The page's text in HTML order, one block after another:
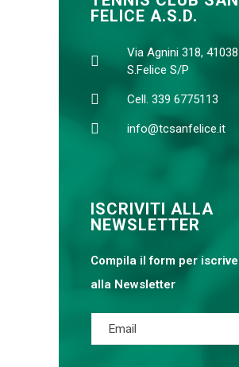
FELICE A.S.D.
Via Agnini 318, 41038
S.Felice S/P
Cell. 339 6775113
info@tcsanfelice.it
ISCRIVITI ALLA
NEWSLETTER
Compila il form per
alla Newsletter